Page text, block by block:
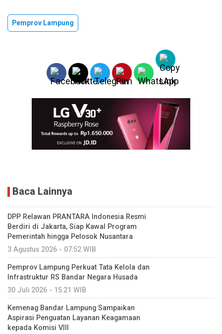
Pemprov Lampung
Baca Lainnya
DPP Relawan PRANTARA Indonesia Resmi
Berdiri di Jakarta, Siap Kawal Program
Pemerintah hingga Pelosok Nusantara
3 Agustus 2026 - 07:52 WIB
Pemprov Lampung Perkuat Tata Kelola dan
Infrastruktur RS Bandar Negara Husada
30 Juli 2026 - 15:21 WIB
Kemenag Bandar Lampung Sampaikan
Aspirasi Penguatan Layanan Keagamaan
kepada Komisi VIII